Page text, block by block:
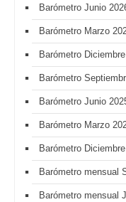
Barómetro Junio
Barómetro Marzo
Barómetro
Barómetro
Barómetro Junio
Barómetro Marzo
Barómetro
Barómetro mensual
Barómetro mensual